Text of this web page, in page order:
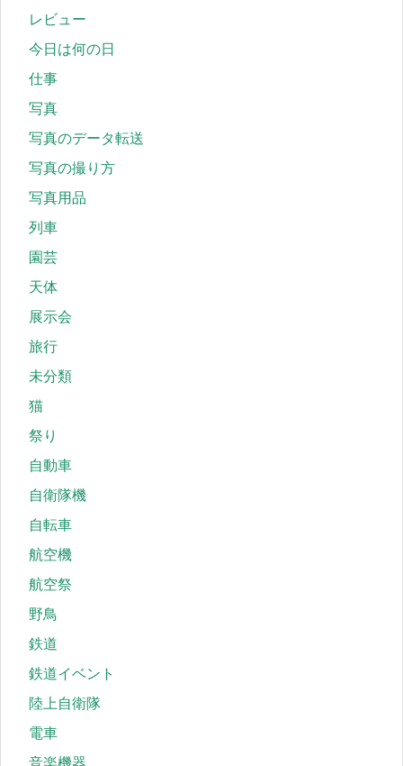
レビュー
今日は何の日
仕事
写真
写真のデータ転送
写真の撮り方
写真用品
列車
園芸
天体
展示会
旅行
未分類
猫
祭り
自動車
自衛隊機
自転車
航空機
航空祭
野鳥
鉄道
鉄道イベント
陸上自衛隊
電車